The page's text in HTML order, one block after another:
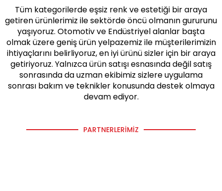
Tüm kategorilerde eşsiz renk ve estetiği bir araya
getiren ürünlerimiz ile sektörde öncü olmanın gururunu
yaşıyoruz. Otomotiv ve Endüstriyel alanlar başta
olmak üzere geniş ürün yelpazemiz ile müşterilerimizin
ihtiyaçlarını belirliyoruz, en iyi ürünü sizler için bir araya
getiriyoruz. Yalnızca ürün satışı esnasında değil satış
sonrasında da uzman ekibimiz sizlere uygulama
sonrası bakım ve teknikler konusunda destek olmaya
devam ediyor.
PARTNERLERIMIZ